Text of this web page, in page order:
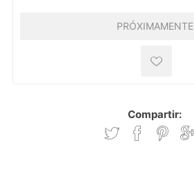
PRÓXIMAMENTE
Compartir: